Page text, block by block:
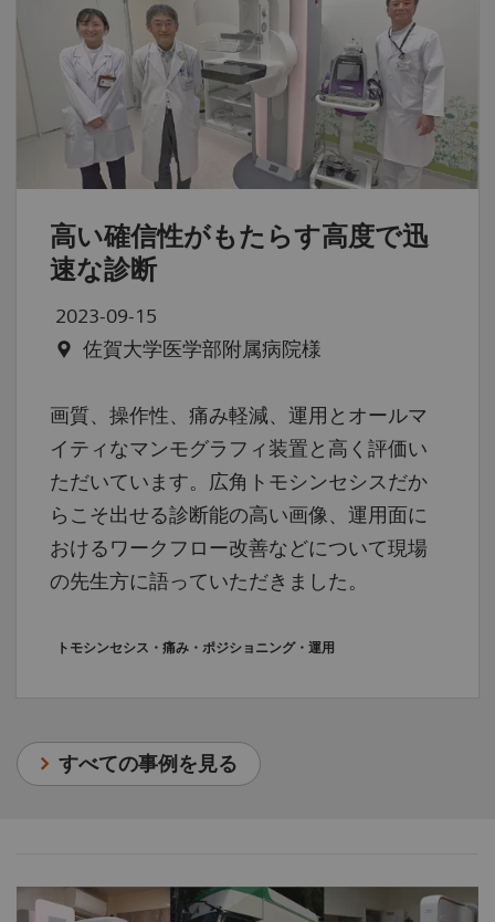
高い確信性がもたらす高度で迅
速な診断
2023-09-15
佐賀大学医学部附属病院様
画質、操作性、痛み軽減、運用とオールマ
イティなマンモグラフィ装置と高く評価い
ただいています。広角トモシンセシスだか
らこそ出せる診断能の高い画像、運用面に
おけるワークフロー改善などについて現場
の先生方に語っていただきました。
トモシンセシス・痛み・ポジショニング・運用
すべての事例を見る